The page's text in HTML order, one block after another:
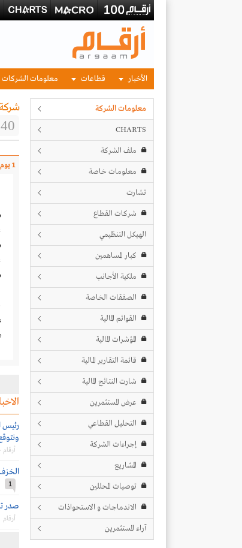
الأخبار قطاعات معلومات الشركات
معلومات الشركة
CHARTS
ملف الشركة
معلومات خاصة
تشارت
شركات القطاع
الهيكل التنظيمي
كبار المساهمين
ملكية الأجانب
الصفقات الخاصة
القوائم المالية
المؤشرات المالية
قائمة التقارير المالية
شارت النتائج المالية
عرض المستثمرين
التحليل القطاعي
إجراءات الشركة
المشاريع
توصيات المحللين
الاندماجات و الاستحواذات
آراء المستثمرين
1 يوم
رئيس
1
صدر
أرقام